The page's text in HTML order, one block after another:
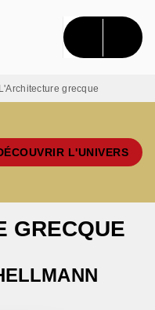
CONTENU
L'Architecture grecque
L'UNIVERS
GRECQUE